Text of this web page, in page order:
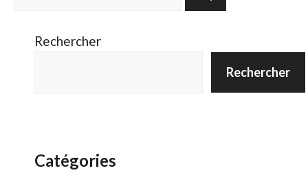
Rechercher
Rechercher
Catégories